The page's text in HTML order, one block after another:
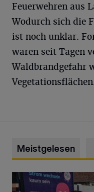
Feuerwehren aus
Wodurch sich die
ist noch unklar.
waren seit Tagen
Waldbrandgefahr
Meistgelesen
Schwerer Unfall mit